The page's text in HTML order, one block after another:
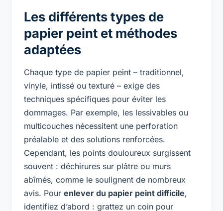
Les différents types de
papier peint et méthodes
adaptées
Chaque type de papier peint – traditionnel,
vinyle, intissé ou texturé – exige des
techniques spécifiques pour éviter les
dommages. Par exemple, les lessivables ou
multicouches nécessitent une perforation
préalable et des solutions renforcées.
Cependant, les points douloureux surgissent
souvent : déchirures sur plâtre ou murs
abîmés, comme le soulignent de nombreux
avis. Pour enlever du papier peint difficile,
identifiez d’abord : grattez un coin pour